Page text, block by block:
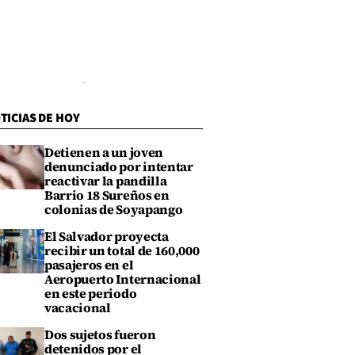
DE HOY
Detienen a un joven
denunciado por intentar
reactivar la pandilla
Barrio 18 Sureños en
colonias de Soyapango
El Salvador proyecta
recibir un total de 160,000
pasajeros en el
Aeropuerto Internacional
en este periodo
vacacional
Dos sujetos fueron
detenidos por el